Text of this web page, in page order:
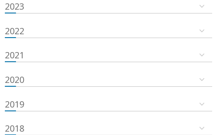
2023
2022
2021
2020
2019
2018